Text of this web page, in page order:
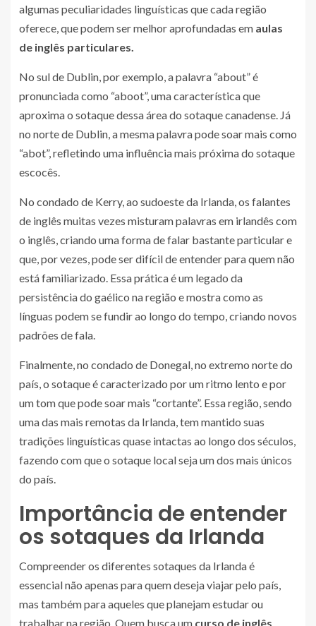
algumas peculiaridades linguísticas que cada região
oferece, que podem ser melhor aprofundadas em aulas
de inglês particulares.
No sul de Dublin, por exemplo, a palavra “about” é
pronunciada como “aboot”, uma característica que
aproxima o sotaque dessa área do sotaque canadense. Já
no norte de Dublin, a mesma palavra pode soar mais como
“abot”, refletindo uma influência mais próxima do sotaque
escocês.
No condado de Kerry, ao sudoeste da Irlanda, os falantes
de inglês muitas vezes misturam palavras em irlandês com
o inglês, criando uma forma de falar bastante particular e
que, por vezes, pode ser difícil de entender para quem não
está familiarizado. Essa prática é um legado da
persistência do gaélico na região e mostra como as
línguas podem se fundir ao longo do tempo, criando novos
padrões de fala.
Finalmente, no condado de Donegal, no extremo norte do
país, o sotaque é caracterizado por um ritmo lento e por
um tom que pode soar mais “cortante”. Essa região, sendo
uma das mais remotas da Irlanda, tem mantido suas
tradições linguísticas quase intactas ao longo dos séculos,
fazendo com que o sotaque local seja um dos mais únicos
do país.
Importância de entender
os sotaques da Irlanda
Compreender os diferentes sotaques da Irlanda é
essencial não apenas para quem deseja viajar pelo país,
mas também para aqueles que planejam estudar ou
trabalhar na região. Quem busca um curso de inglês